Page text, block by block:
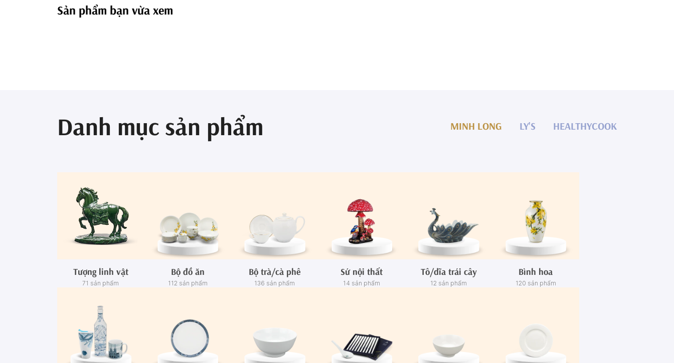
Sản phẩm bạn vừa xem
Danh mục sản phẩm MINH LONG LY'S HEALTHYCOOK
Tượng linh vật
71 sản phẩm
Bộ đồ ăn
112 sản phẩm
Bộ trà/cà phê
136 sản phẩm
Sứ nội thất
14 sản phẩm
Tô/dĩa trái cây
12 sản phẩm
Bình hoa
120 sản phẩm